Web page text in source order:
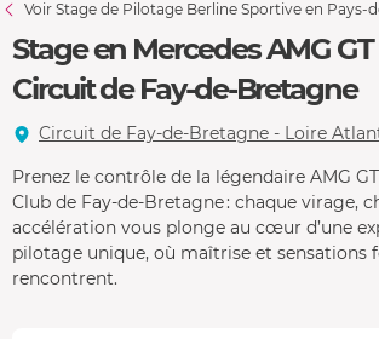
Voir Stage de Pilotage Berline Sportive en Pays-
Stage en Mercedes AMG GT
Circuit de Fay-de-Bretagne
Circuit de Fay-de-Bretagne - Loire
Prenez le contrôle de la légendaire AMG
Club de Fay-de-Bretagne : chaque virage,
accélération vous plonge au cœur d’une
pilotage unique, où maîtrise et sensations
rencontrent.